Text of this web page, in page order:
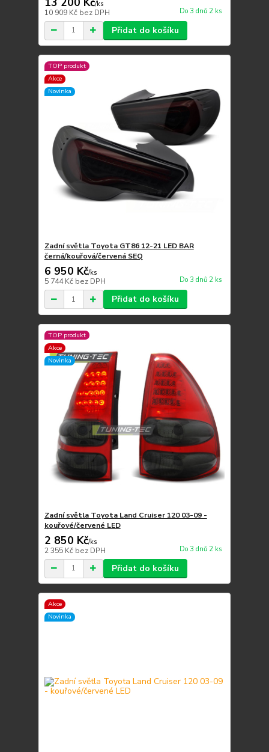
/ks
10 909 Kč bez DPH Do 3 dnů 2 ks
Přidat do košíku
TOP produkt
Akce
Novinka
Zadní světla Toyota GT86 12-21 LED BAR
černá/kouřová/červená SEQ
6 950 Kč/ks
5 744 Kč bez DPH Do 3 dnů 2 ks
Přidat do košíku
TOP produkt
Akce
Novinka
Zadní světla Toyota Land Cruiser 120 03-09 -
kouřové/červené LED
2 850 Kč/ks
2 355 Kč bez DPH Do 3 dnů 2 ks
Přidat do košíku
Akce
Novinka